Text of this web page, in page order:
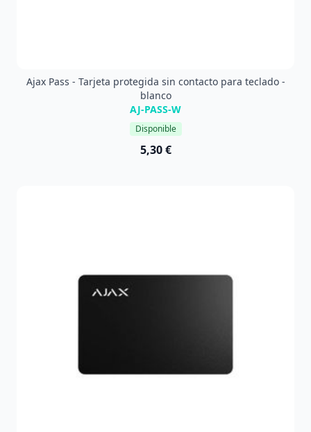
Ajax Pass - Tarjeta protegida sin contacto para teclado -
blanco
AJ-PASS-W
Disponible
5,30 €